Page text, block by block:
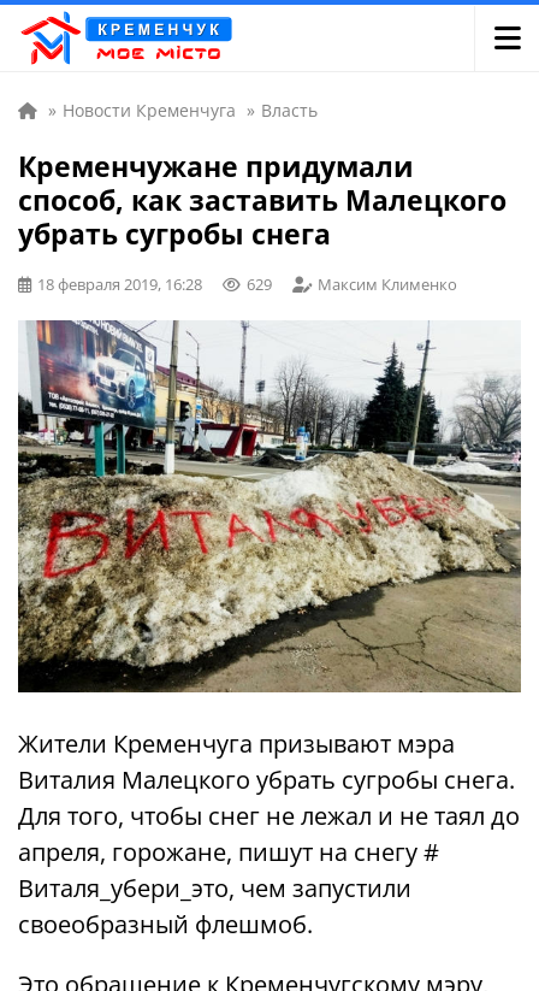
» Новости Кременчуга » Власть
Кременчужане придумали
способ, как заставить Малецкого
убрать сугробы снега
18 февраля 2019, 16:28 629 Максим Клименко
Жители Кременчуга призывают мэра
Виталия Малецкого убрать сугробы снега.
Для того, чтобы снег не лежал и не таял до
апреля, горожане, пишут на снегу #
Виталя_убери_это, чем запустили
своеобразный флешмоб.